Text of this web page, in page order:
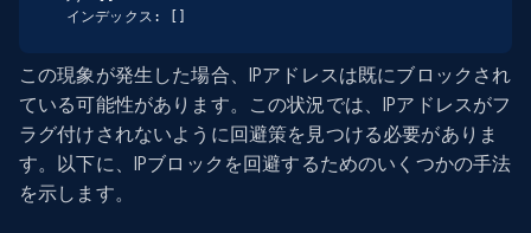
インデックス: []
この現象が発生した場合、IPアドレスは既にブロックされ
ている可能性があります。この状況では、IPアドレスがフ
ラグ付けされないように回避策を見つける必要がありま
す。以下に、IPブロックを回避するためのいくつかの手法
を示します。